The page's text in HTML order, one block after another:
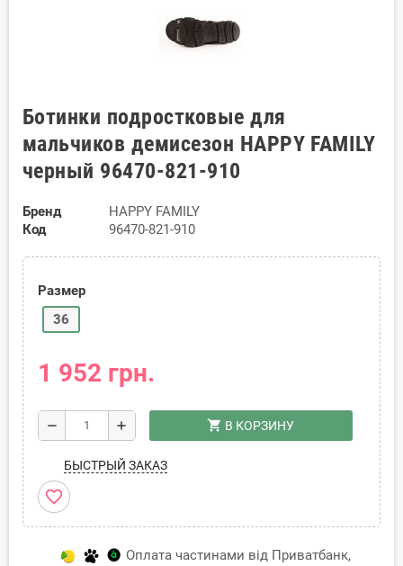
Ботинки подростковые для
мальчиков демисезон HAPPY FAMILY
черный 96470-821-910
Бренд
HAPPY FAMILY
Код
96470-821-910
Размер
36
1 952 грн.
remove add shopping_cart В КОРЗИНУ
БЫСТРЫЙ ЗАКАЗ
favorite_border
Оплата частинами від Приватбанк,